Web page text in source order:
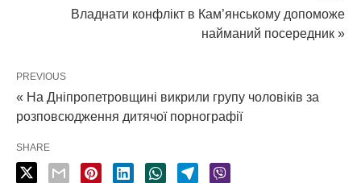
Владнати конфлікт в Кам’янському допоможе
найманий посередник »
PREVIOUS
« На Дніпропетровщині викрили групу чоловіків за
розповсюдження дитячої порнографії
SHARE